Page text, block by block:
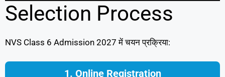
Selection Process
NVS Class 6 Admission 2027 में चयन प्रक्रिया:
1. Online Registration